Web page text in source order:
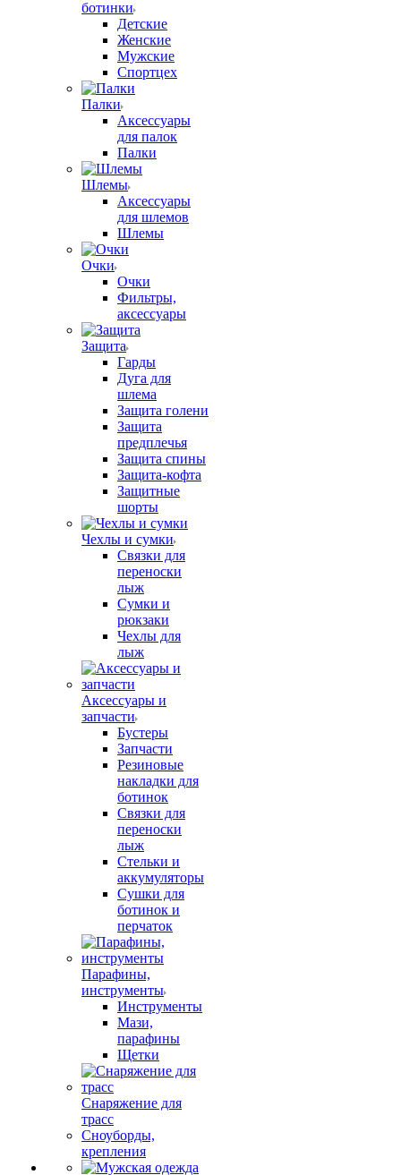
ботинки
Детские
Женские
Мужские
Спортцех
Палки
Аксессуары
для палок
Палки
Шлемы
Аксессуары
для шлемов
Шлемы
Очки
Очки
Фильтры,
аксессуары
Защита
Гарды
Дуга для
шлема
Защита голени
Защита
предплечья
Защита спины
Защита-кофта
Защитные
шорты
Чехлы и сумки
Связки для
переноски
лыж
Сумки и
рюкзаки
Чехлы для
лыж
Аксессуары и
запчасти
Бустеры
Запчасти
Резиновые
накладки для
ботинок
Связки для
переноски
лыж
Стельки и
аккумуляторы
Сушки для
ботинок и
перчаток
Парафины,
инструменты
Инструменты
Мази,
парафины
Щетки
Снаряжение для
трасс
Сноуборды,
крепления